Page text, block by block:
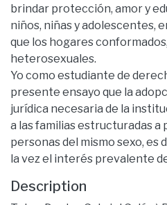
brindar protección, amor y
niños, niñas y adolescentes,
que los hogares
heterosexuales.
Yo como estudiante de
presente ensayo que la
jurídica necesaria de la
a las familias estructuradas a
personas del mismo sexo, es
la vez el interés prevalente
Description